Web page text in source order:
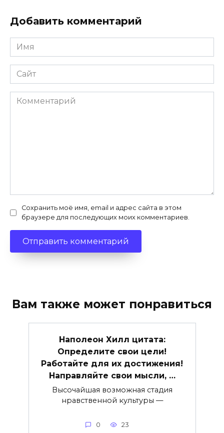
Добавить комментарий
Имя
*
Сайт
Комментарий
Сохранить моё имя, email и адрес сайта в этом
браузере для последующих моих комментариев.
Вам также может понравиться
Наполеон Хилл цитата:
Определите свои цели!
Работайте для их достижения!
Направляйте свои мысли, …
Высочайшая возможная стадия
нравственной культуры —
0 23